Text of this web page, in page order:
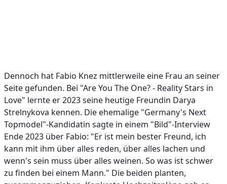
Dennoch hat Fabio Knez mittlerweile eine Frau an seiner
Seite gefunden. Bei "Are You The One? - Reality Stars in
Love" lernte er 2023 seine heutige Freundin Darya
Strelnykova kennen. Die ehemalige "Germany's Next
Topmodel"-Kandidatin sagte in einem "Bild"-Interview
Ende 2023 über Fabio: "Er ist mein bester Freund, ich
kann mit ihm über alles reden, über alles lachen und
wenn's sein muss über alles weinen. So was ist schwer
zu finden bei einem Mann." Die beiden planten,